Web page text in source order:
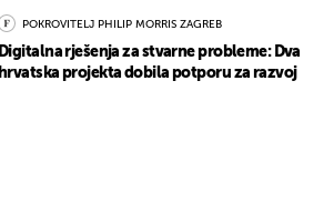
POKROVITELJ PHILIP MORRIS ZAGREB
Digitalna rješenja za stvarne probleme: Dva
hrvatska projekta dobila potporu za razvoj